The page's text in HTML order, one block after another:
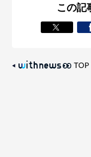
この記